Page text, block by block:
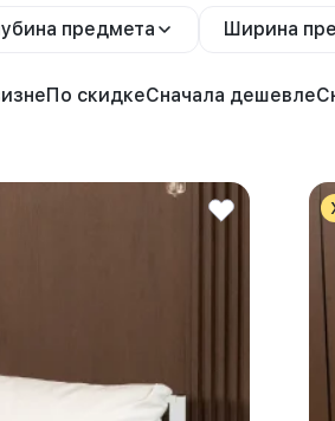
предмета Ширина
По скидкеСначала дешевле